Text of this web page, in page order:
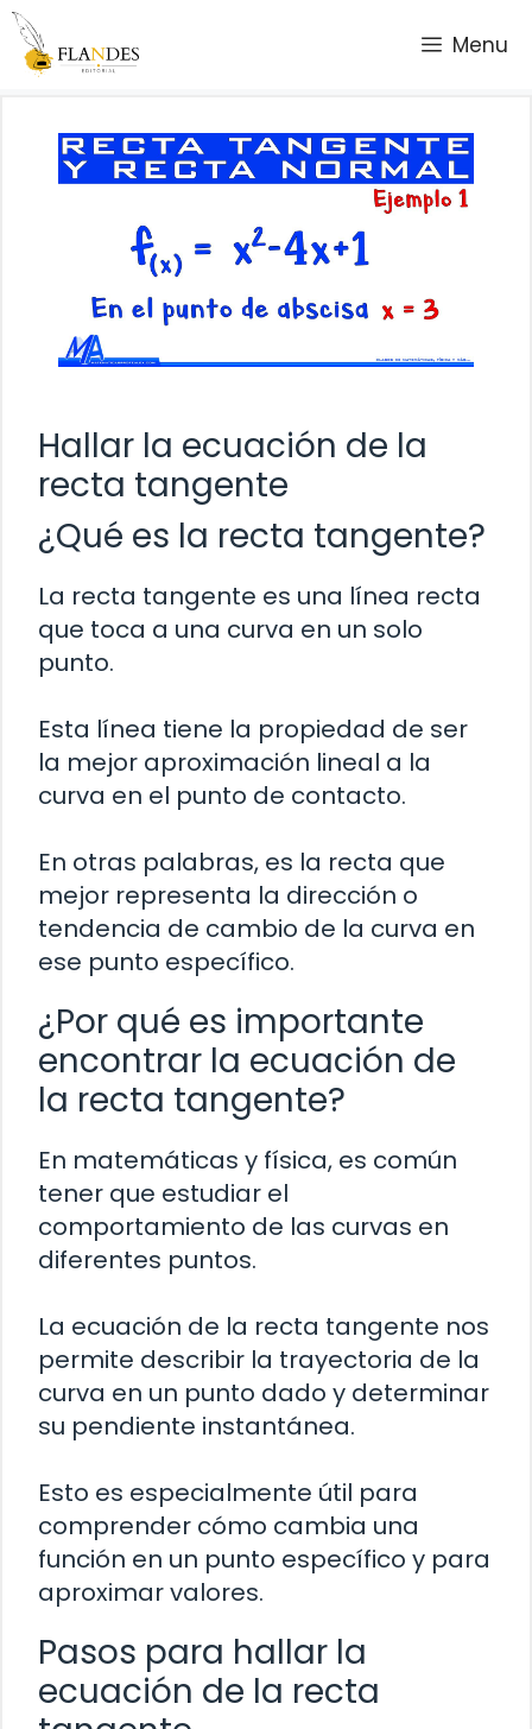
Saltar
contenido
Menu
Hallar la ecuación de la
recta tangente
¿Qué es la recta tangente?
La recta tangente es una línea recta
que toca a una curva en un solo
punto.
Esta línea tiene la propiedad de ser
la mejor aproximación lineal a la
curva en el punto de contacto.
En otras palabras, es la recta que
mejor representa la dirección o
tendencia de cambio de la curva en
ese punto específico.
¿Por qué es importante
encontrar la ecuación de
la recta tangente?
En matemáticas y física, es común
tener que estudiar el
comportamiento de las curvas en
diferentes puntos.
La ecuación de la recta tangente nos
permite describir la trayectoria de la
curva en un punto dado y determinar
su pendiente instantánea.
Esto es especialmente útil para
comprender cómo cambia una
función en un punto específico y para
aproximar valores.
Pasos para hallar la
ecuación de la recta